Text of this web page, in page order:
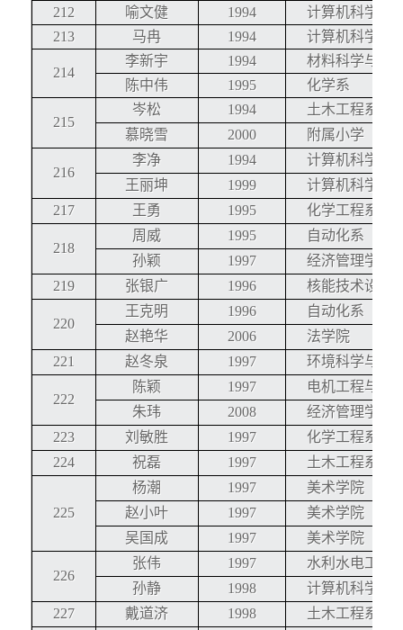
212 喻文健 1994
计算机科学与
213
马冉 1994 计算机科学与
214
李新宇 1994
材料科学与工
陈中伟
1995 化学系
215
岑松 1994
土木工程系
慕晓雪
2000 附属小学
216
李净 1994
计算机科学与
王丽坤
1999
计算机科学与
217
王勇 1995 化学工程系
218
周威 1995
自动化系
孙颖
1997
经济管理学院
219
张银广 1996 核能技术设计
220
王克明 1996
自动化系
赵艳华
2006
法学院
221
赵冬泉 1997 环境科学与工
222
陈颖 1997
电机工程与应
朱玮
2008
经济管理学院
223
刘敏胜 1997
化学工程系
224
祝磊 1997 土木工程系
225
杨潮 1997
美术学院
赵小叶
1997
美术学院
吴国成
1997 美术学院
226
张伟 1997
水利水电工程
孙静
1998
计算机科学与
227
戴道济 1998
土木工程系